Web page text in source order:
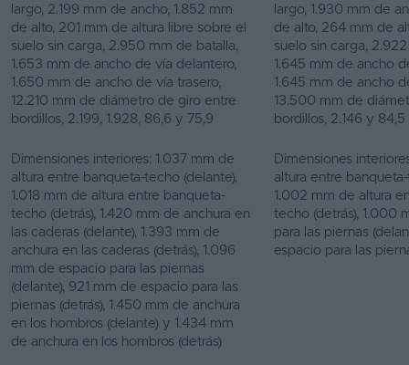
largo, 2.199 mm de ancho, 1.852 mm
de alto, 201 mm de altura libre sobre el
suelo sin carga, 2.950 mm de batalla,
1.653 mm de ancho de vía delantero,
1.650 mm de ancho de vía trasero,
12.210 mm de diámetro de giro entre
bordillos, 2.199, 1.928, 86,6 y 75,9
largo, 1.930 mm de
de alto, 264 mm de
suelo sin carga,
1.645 mm de ancho
1.645 mm de ancho
13.500 mm de
bordillos, 2.146 y 84,5
Dimensiones interiores: 1.037 mm de
altura entre banqueta-techo (delante),
1.018 mm de altura entre banqueta-
techo (detrás), 1.420 mm de anchura en
las caderas (delante), 1.393 mm de
anchura en las caderas (detrás), 1.096
mm de espacio para las piernas
(delante), 921 mm de espacio para las
piernas (detrás), 1.450 mm de anchura
en los hombros (delante) y 1.434 mm
de anchura en los hombros (detrás)
Dimensiones
altura entre
1.002 mm de altura
techo (detrás), 1.000
para las piernas
espacio para las